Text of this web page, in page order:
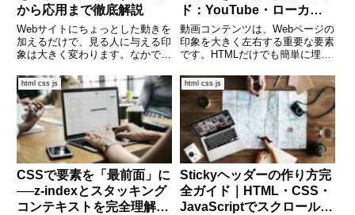
から応用まで徹底解説
Webサイトにちょっとした動きを
加えるだけで、見る人に与える印
象は大きく変わります。なかでも
ン」は、目を引く効果的な演出の
一つです。この記事では、CSS
を使って要素を左から右にアニメ
ーションさせる基本的な方法から
ド：YouTube・ローカ
ル・カスタマイズまで
動画コンテンツは、Webページの
印象を大きく左右する重要な要素
です。HTMLだけでも簡単に埋め
使えば、デザイン性の高いプレー
ヤーや操作性の良いインタフェー
スも実現できます。この記事で
は、YouTub
html css js
CSSで要素を「最前面」に
──z-indexとスタッキング
コンテキストを完全理解す
html css js
Stickyヘッダーの作り方完
全ガイド｜HTML・CSS・
JavaScriptでスクロール固